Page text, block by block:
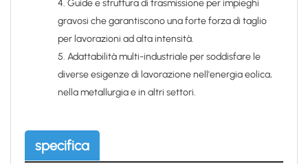
4. Guide e struttura di trasmissione per impieghi
gravosi che garantiscono una forte forza di taglio
per lavorazioni ad alta intensità.
5. Adattabilità multi-industriale per soddisfare le
diverse esigenze di lavorazione nell'energia eolica,
nella metallurgia e in altri settori.
specifica